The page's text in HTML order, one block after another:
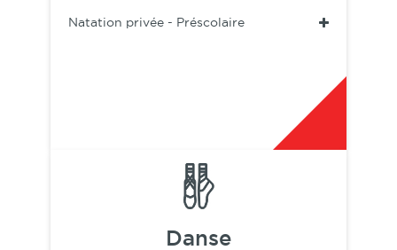
Natation privée - Préscolaire
Danse